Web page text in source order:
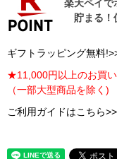
ギフトラッピング無料
★11,000円以上のお買
（一部大型商品を除く)
ご利用ガイドはこちら>>